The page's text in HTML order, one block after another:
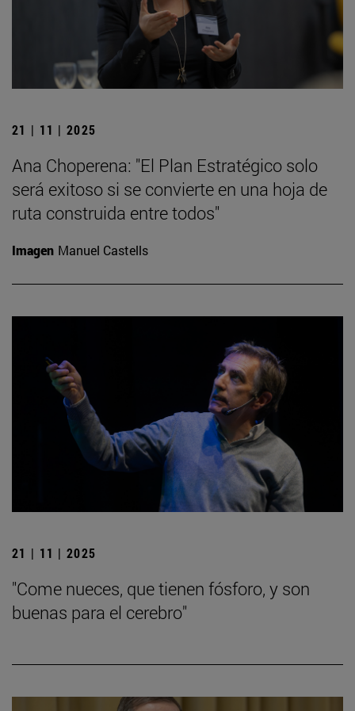
21 | 11 | 2025
Ana Choperena: "El Plan Estratégico solo
será exitoso si se convierte en una hoja de
ruta construida entre todos"
Imagen Manuel Castells
21 | 11 | 2025
"Come nueces, que tienen fósforo, y son
buenas para el cerebro"